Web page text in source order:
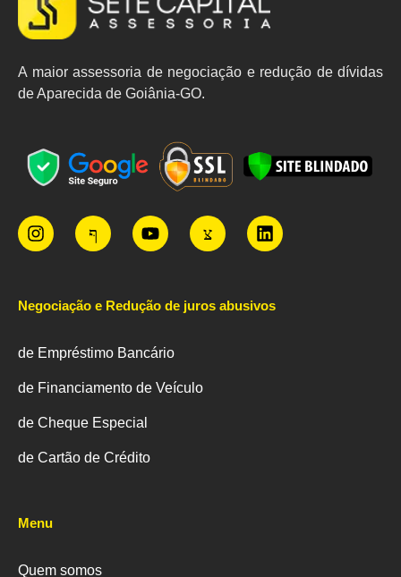
A maior assessoria de negociação e redução de dívidas
de Aparecida de Goiânia-GO.
Negociação e Redução de juros abusivos
de Empréstimo Bancário
de Financiamento de Veículo
de Cheque Especial
de Cartão de Crédito
Menu
Quem somos